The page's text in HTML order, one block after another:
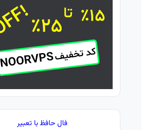
هویت
فال حافظ با تعبیر